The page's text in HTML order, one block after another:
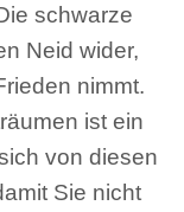
schwarze
Neid wider,
nimmt.
ist ein
von diesen
Sie nicht